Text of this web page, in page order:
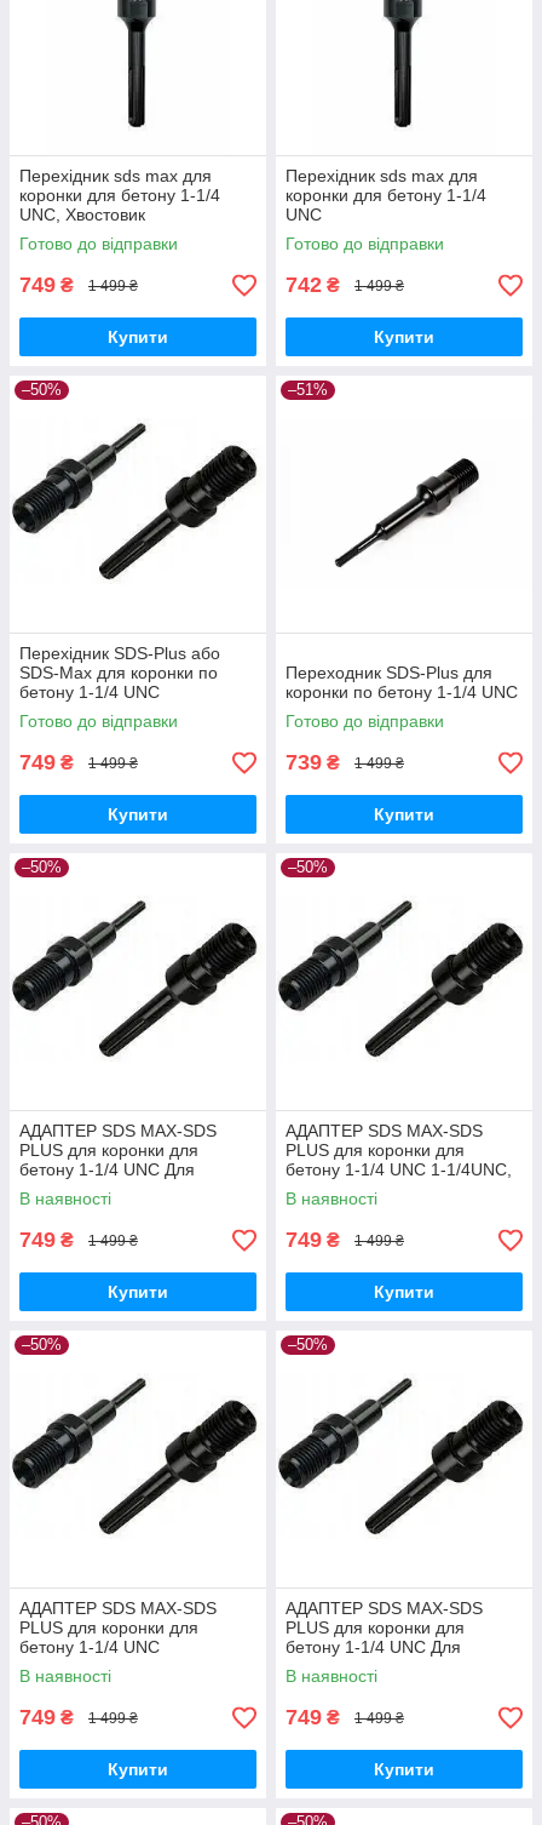
Перехідник sds max для
коронки для бетону 1-1/4
UNC, Хвостовик
Готово до відправки
749 ₴ 1 499 ₴
Купити
Перехідник sds max для
коронки для бетону 1-1/4
UNC
Готово до відправки
742 ₴ 1 499 ₴
Купити
–50%
Перехідник SDS-Plus або
SDS-Max для коронки по
бетону 1-1/4 UNC
Готово до відправки
749 ₴ 1 499 ₴
Купити
–51%
Переходник SDS-Plus для
коронки по бетону 1-1/4 UNC
Готово до відправки
739 ₴ 1 499 ₴
Купити
–50%
АДАПТЕР SDS MAX-SDS
PLUS для коронки для
бетону 1-1/4 UNC Для
алмазної коронки, SDS-max
В наявності
749 ₴ 1 499 ₴
Купити
–50%
АДАПТЕР SDS MAX-SDS
PLUS для коронки для
бетону 1-1/4 UNC 1-1/4UNC,
SDS-max
В наявності
749 ₴ 1 499 ₴
Купити
–50%
АДАПТЕР SDS MAX-SDS
PLUS для коронки для
бетону 1-1/4 UNC
Універсальна, SDS PLUS
В наявності
749 ₴ 1 499 ₴
Купити
–50%
АДАПТЕР SDS MAX-SDS
PLUS для коронки для
бетону 1-1/4 UNC Для
алмазної коронки, SDS PLUS
В наявності
749 ₴ 1 499 ₴
Купити